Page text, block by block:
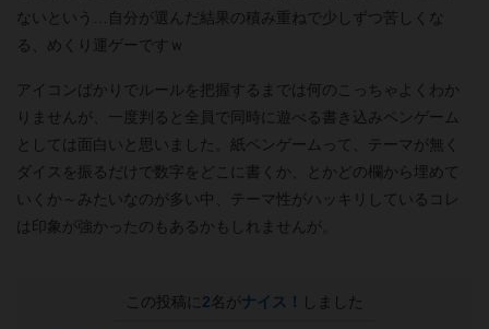
ないという…自分が選んだ結果の積み重ねで少しずつ苦しくな
る、めくり運ゲーですｗ
アイコンばかりでルールを把握するまでは何のこっちゃよくわか
りませんが、一度判ると全員で同時に遊べる書き込みペンゲーム
としては面白いと思いました。紙ペンゲームって、テーマが無く
ダイスを振るだけで数字をどこに書くか、とかどの欄から埋めて
いくか～みたいなのが多い中、テーマ性がハッキリしているコレ
は印象が強かったのもあるかもしれませんが。
この投稿に 2名がナイス！ しました